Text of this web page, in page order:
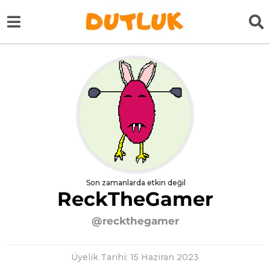
Son zamanlarda etkin değil
ReckTheGamer
@reckthegamer
Üyelik Tarihi: 15 Haziran 2023